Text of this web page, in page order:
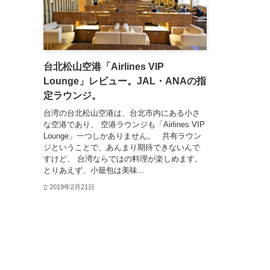
台北松山空港「Airlines VIP
Lounge」レビュー。JAL・ANAの指
定ラウンジ。
台湾の台北松山空港は、台北市内にある小さ
な空港であり、 空港ラウンジも「Airlines VIP
Lounge」一つしかありません。 共有ラウン
ジということで、あんまり期待できないんで
すけど、 台湾ならではの料理が楽しめます。
とりあえず、小籠包は美味...
2019年2月21日